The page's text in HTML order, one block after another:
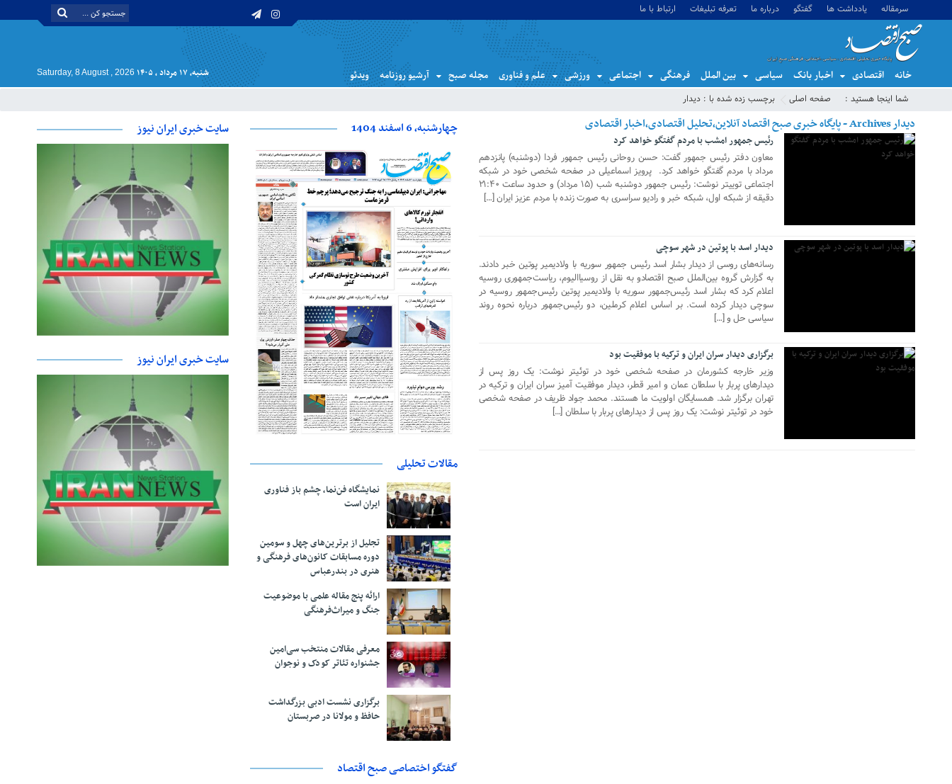
سرمقاله یادداشت ها گفتگو درباره ما تعرفه تبلیغات ارتباط با ما
خانه اقتصادی اخبار بانک سیاسی بین الملل فرهنگی اجتماعی ورزشی علم و فناوری مجله صبح آرشیو روزنامه ویدئو شنبه, ۱۷ مرداد , ۱۴۰۵ Saturday, 8 August , 2026
شما اینجا هستید : صفحه اصلی برچسب زده شده با : دیدار
دیدار Archives - پایگاه خبری صبح اقتصاد آنلاین،تحلیل اقتصادی،اخبار اقتصادی
06 آگوست 2018
رئیس جمهور امشب با مردم گفتگو خواهد کرد
معاون دفتر رئیس جمهور گفت: حسن روحانی رئیس جمهور فردا (دوشنبه) پانزدهم
مرداد با مردم گفتگو خواهد کرد. پرویز اسماعیلی در صفحه شخصی خود در شبکه
اجتماعی توییتر نوشت: رئیس جمهور دوشنبه شب (۱۵ مرداد) و حدود ساعت ۲۱:۴۰
دقیقه از شبکه اول، شبکه خبر و رادیو سراسری به صورت زنده با مردم عزیز ایران […]
دیدار اسد با پوتین در شهر سوچی
رسانه‌های روسی از دیدار بشار اسد رئیس جمهور سوریه با ولادیمیر پوتین خبر دادند.
به گزارش گروه بین‌الملل صبح اقتصادو به نقل از روسیاالیوم، ریاست‌جمهوری روسیه
اعلام کرد که بشار اسد رئیس‌جمهور سوریه با ولادیمیر پوتین رئیس‌جمهور روسیه در
سوچی دیدار کرده است. بر اساس اعلام کرملین، دو رئیس‌جمهور درباره نحوه روند
سیاسی حل و […]
برگزاری دیدار سران ایران و ترکیه با موفقیت بود
وزیر خارجه کشورمان در صفحه شخصی خود در توئیتر نوشت: یک روز پس از
دیدارهای پربار با سلطان عمان و امیر قطر، دیدار موفقیت آمیز سران ایران و ترکیه در
تهران برگزار شد. همسایگان اولویت ما هستند. محمد جواد ظریف در صفحه شخصی
خود در توئیتر نوشت: یک روز پس از دیدارهای پربار با سلطان […]
چهارشنبه، 6 اسفند 1404
مقالات تحلیلی
نمایشگاه فن‌نما، چشم باز فناوری
ایران است
تجلیل از بر‌ترین‌های چهل و سومین
دوره مسابقات کانون‌های فرهنگی و
هنری در بندرعباس
ارائه پنج مقاله علمی با موضوعیت
جنگ و میراث‌فرهنگی
معرفی مقالات منتخب سی‌امین
جشنواره تئاتر کودک و نوجوان
برگزاری نشست ادبی بزرگداشت
حافظ و مولانا در صربستان
گفتگو اختصاصی صبح اقتصاد
سایت خبری ایران نیوز
سایت خبری ایران نیوز